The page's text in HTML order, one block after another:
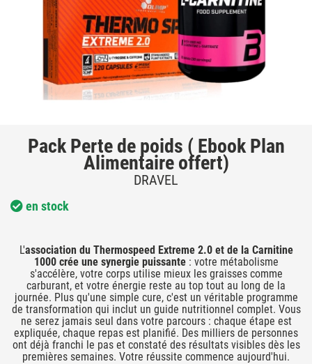
Pack Perte de poids ( Ebook Plan
Alimentaire offert)
DRAVEL
L'association du Thermospeed Extreme 2.0 et de la Carnitine
1000 crée une synergie puissante: votre métabolisme
s'accélère, votre corps utilise mieux les graisses comme
carburant, et votre énergie reste au top tout au long de la
journée. Plus qu'une simple cure, c'est un véritable programme
de transformation qui inclut un guide nutritionnel complet. Vous
ne serez jamais seul dans votre parcours : chaque étape est
expliquée, chaque repas est planifié. Des milliers de personnes
ont déjà franchi le pas et constaté des résultats visibles dès les
premières semaines. Votre réussite commence aujourd'hui.
en stock